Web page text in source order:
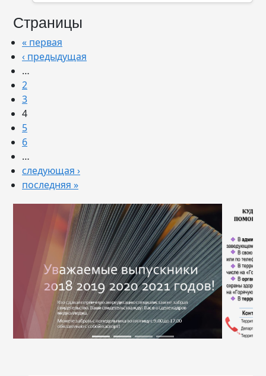
Страницы
« первая
‹ предыдущая
…
2
3
4
5
6
…
следующая ›
последняя »
Previous Next